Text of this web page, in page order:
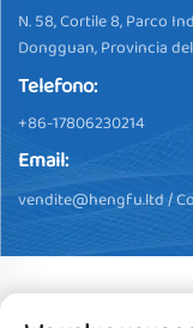
N. 58, Cortile 8, Parco
Dongguan, Provincia
Telefono:
+86-17806230214
Email:
vendite@hengfu.ltd/